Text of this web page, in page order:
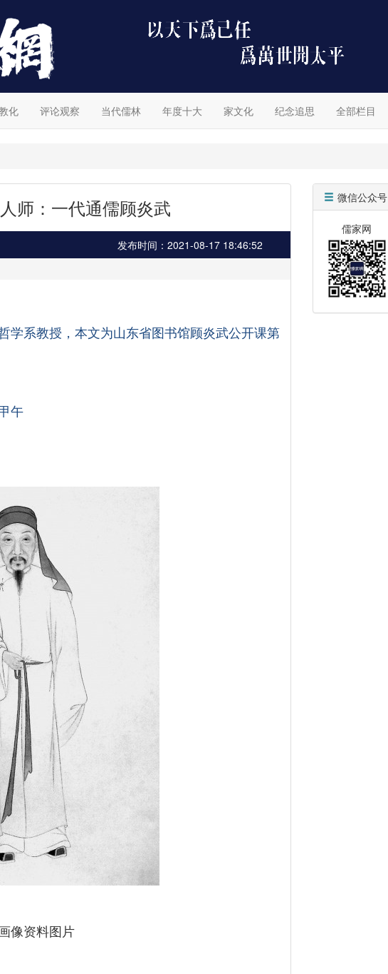
化 评论观察 当代儒林 年度十大 家文化 纪念追思 全部栏目
师：一代通儒顾炎武
发布时间：2021-08-17 18:46:52
学系教授，本文为山东省图书馆顾炎武公开课第
午
像资料图片
微信公众号
儒家网